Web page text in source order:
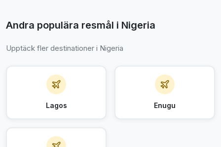
Andra populära resmål i Nigeria
Upptäck fler destinationer i Nigeria
Lagos Enugu